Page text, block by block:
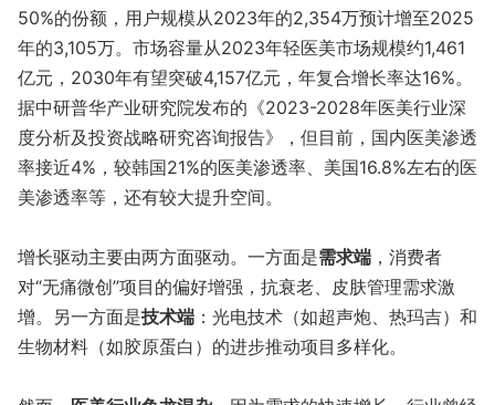
50%的份额，用户规模从2023年的2,354万预计增至2025
年的3,105万。​市场容量​从2023年轻医美市场规模约1,461
亿元，2030年有望突破4,157亿元，年复合增长率达16%。
据中研普华产业研究院发布的《2023-2028年医美行业深
度分析及投资战略研究咨询报告》，但目前，国内医美渗透
率接近4%，较韩国21%的医美渗透率、美国16.8%左右的医
美渗透率等，还有较大提升空间。
增长驱动​主要由两方面驱动。​一方面是需求端 ​，消费者
对“无痛微创”项目的偏好增强，抗衰老、皮肤管理需求激
增。另一方面是​技术端 ​：光电技术（如超声炮、热玛吉）和
生物材料（如胶原蛋白）的进步推动项目多样化。